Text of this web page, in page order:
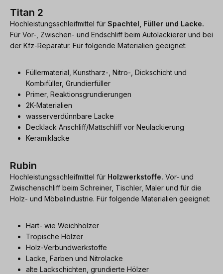
Titan 2
Hochleistungsschleifmittel für Spachtel, Füller und Lacke.
Für Vor-, Zwischen- und Endschliff beim Autolackierer und bei
der Kfz-Reparatur. Für folgende Materialien geeignet:
Füllermaterial, Kunstharz-, Nitro-, Dickschicht und
Kombifüller, Grundierfüller
Primer, Reaktionsgrundierungen
2K-Materialien
wasserverdünnbare Lacke
Decklack Anschliff/Mattschliff vor Neulackierung
Keramiklacke
Rubin
Hochleistungsschleifmittel für Holzwerkstoffe. Vor- und
Zwischenschliff beim Schreiner, Tischler, Maler und für die
Holz- und Möbelindustrie. Für folgende Materialien geeignet:
Hart- wie Weichhölzer
Tropische Hölzer
Holz-Verbundwerkstoffe
Lacke, Farben und Nitrolacke
alte Lackschichten, grundierte Hölzer